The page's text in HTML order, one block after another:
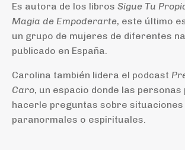
Es autora de los libros Sigue Tu
Magia de Empoderarte, este último
un grupo de mujeres de diferentes
publicado en España.
Carolina también lidera el podcast
Caro, un espacio donde las personas
hacerle preguntas sobre
paranormales o espirituales.